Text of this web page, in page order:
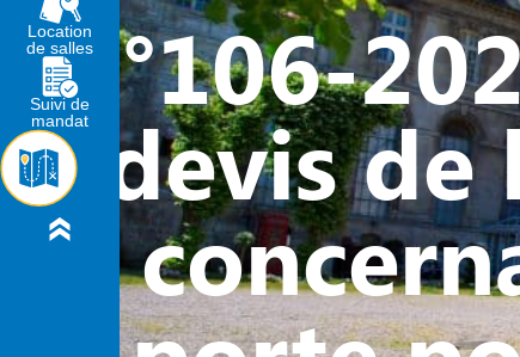
N°106-
devis de
Location
de salles
Suivi de
mandat